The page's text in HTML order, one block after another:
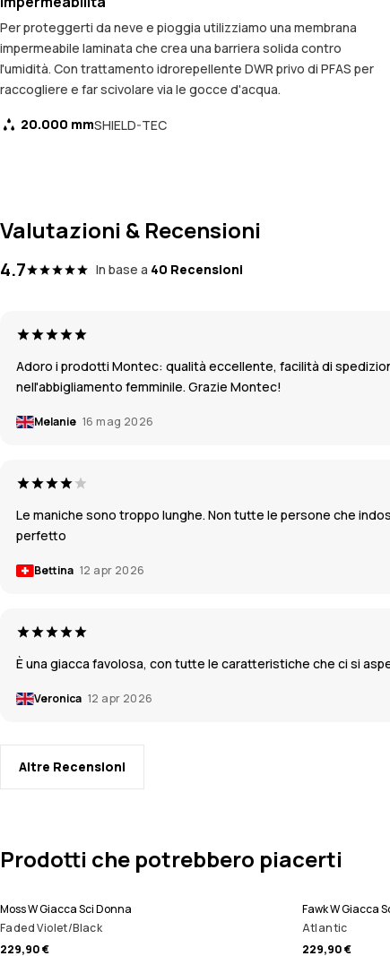
Per proteggerti da neve e pioggia utilizziamo una membrana
impermeabile laminata che crea una barriera solida contro
l'umidità. Con trattamento idrorepellente DWR privo di PFAS per
raccogliere e far scivolare via le gocce d'acqua.
20.000 mmSHIELD-TEC
Valutazioni & Recensioni
4.7 In base a 40 Recensioni
Adoro i prodotti Montec: qualità eccellente, facilità di
nell'abbigliamento femminile. Grazie Montec!
Melanie 16 mag 2026
Le maniche sono troppo lunghe. Non tutte le persone che
perfetto
Bettina 12 apr 2026
È una giacca favolosa, con tutte le caratteristiche che ci si
Veronica 12 apr 2026
Altre Recensioni
Prodotti che potrebbero piacerti
Moss W Giacca Sci Donna
Faded Violet/Black
229,90 €
Fawk W Giacca
Atlantic
229,90 €